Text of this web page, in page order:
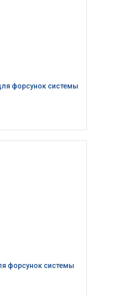
форсунок системы
форсунок системы